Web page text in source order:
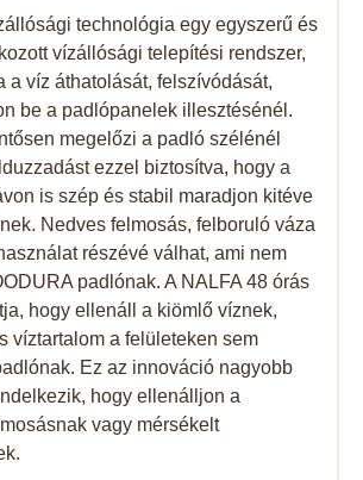
technológia egy egyszerű és
vízállósági telepítési rendszer,
a víz áthatolását, felszívódását,
be a padlópanelek illesztésénél.
megelőzi a padló szélénél
ezzel biztosítva, hogy a
is szép és stabil maradjon kitéve
Nedves felmosás, felboruló váza
részévé válhat, ami nem
padlónak. A NALFA 48 órás
hogy ellenáll a kiömlő víznek,
víztartalom a felületeken sem
Ez az innováció nagyobb
hogy ellenálljon a
vagy mérsékelt